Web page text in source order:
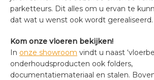
parketteurs. Dit alles om u ervan te
dat wat u wenst ook wordt gerealiseerd.
Kom onze vloeren bekijken!
In onze showroom vindt u naast
onderhoudsproducten ook folders,
documentatiemateriaal en stalen.